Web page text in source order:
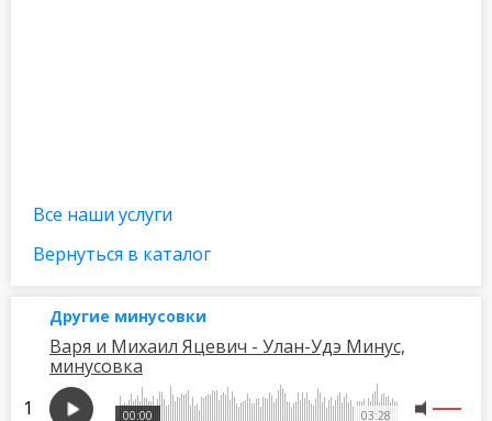
Все наши услуги
Вернуться в каталог
Другие минусовки
Варя и Михаил Яцевич - Улан-Удэ Минус,
минусовка
03:28
00:00